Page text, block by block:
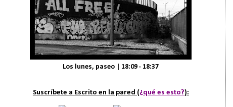
Los lunes, paseo | 18:09 - 18:37
Suscríbete a Escrito en la pared (¿qué es esto?):